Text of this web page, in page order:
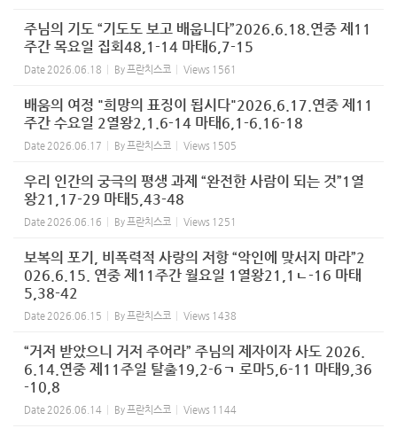
주님의 기도 “기도도 보고 배웁니다”2026.6.18.연중 제11
주간 목요일 집회48,1-14 마태6,7-15
Date 2026.06.18 By프란치스코 Views 1561
배움의 여정 "희망의 표징이 됩시다"2026.6.17.연중 제11
주간 수요일 2열왕2,1.6-14 마태6,1-6.16-18
Date 2026.06.17 By프란치스코 Views 1505
우리 인간의 궁극의 평생 과제 “완전한 사람이 되는 것”1열
왕21,17-29 마태5,43-48
Date 2026.06.16 By프란치스코 Views 1251
보복의 포기, 비폭력적 사랑의 저항 “악인에 맞서지 마라”2
026.6.15. 연중 제11주간 월요일 1열왕21,1ㄴ-16 마태
5,38-42
Date 2026.06.15 By프란치스코 Views 1438
“거저 받았으니 거저 주어라” 주님의 제자이자 사도 2026.
6.14.연중 제11주일 탈출19,2-6ㄱ 로마5,6-11 마태9,36
-10,8
Date 2026.06.14 By프란치스코 Views 1144